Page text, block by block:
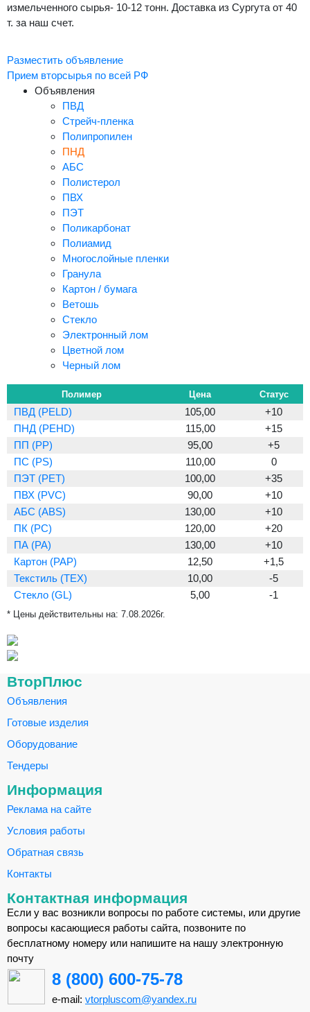
измельченного сырья- 10-12 тонн. Доставка из Сургута от 40
т. за наш счет.
Разместить объявление
Прием вторсырья по всей РФ
Объявления
ПВД
Стрейч-пленка
Полипропилен
ПНД
АБС
Полистерол
ПВХ
ПЭТ
Поликарбонат
Полиамид
Многослойные пленки
Гранула
Картон / бумага
Ветошь
Стекло
Электронный лом
Цветной лом
Черный лом
Полимер Цена Статус
ПВД (PELD) 105,00
+10
ПНД (PEHD)
115,00
+15
ПП (PP)
95,00
+5
ПС (PS)
110,00
0
ПЭТ (PET)
100,00
+35
ПВХ (PVC)
90,00
+10
АБС (ABS)
130,00
+10
ПК (PC)
120,00
+20
ПА (PA)
130,00
+10
Картон (PAP)
12,50
+1,5
Текстиль (TEX)
10,00
-5
Стекло (GL)
5,00 -1
* Цены действительны на: 7.08.2026г.
ВторПлюс
Объявления
Готовые изделия
Оборудование
Тендеры
Информация
Реклама на сайте
Условия работы
Обратная связь
Контакты
Контактная информация
Если у вас возникли вопросы по работе системы, или другие
вопросы касающиеся работы сайта, позвоните по
бесплатному номеру или напишите на нашу электронную
почту
8 (800) 600-75-78
e-mail: vtorpluscom@yandex.ru